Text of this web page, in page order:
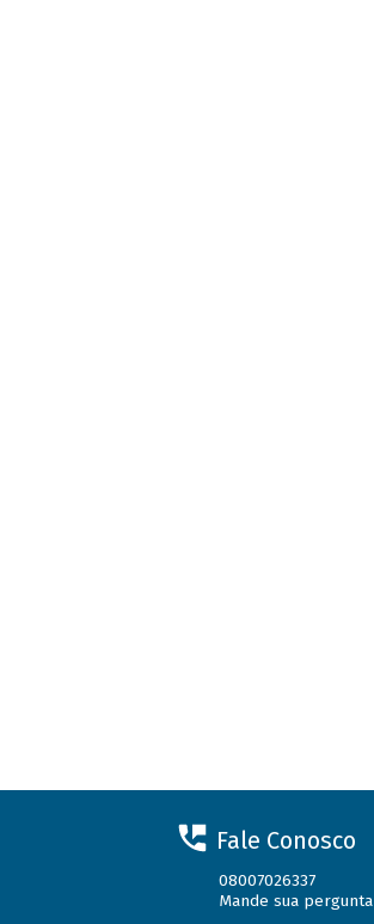
Fale Conosco
08007026337
Mande sua pergunta